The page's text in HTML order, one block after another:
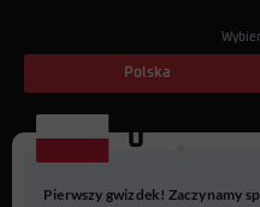
Polska
0
R. Gilewicz
Pierwszy gwizdek! Zaczynamy